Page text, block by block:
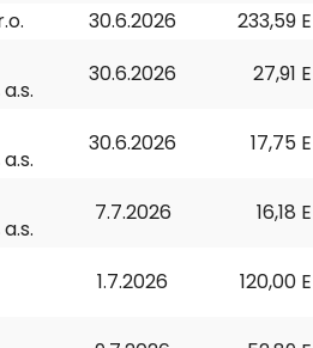
30.6.2026
233,59
30.6.2026 27,91
30.6.2026 17,75
7.7.2026 16,18
1.7.2026 120,00